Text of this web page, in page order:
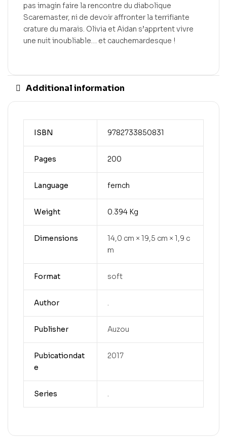
pas imagin faire la rencontre du diabolique
Scaremaster, ni de devoir affronter la terrifiante
crature du marais. Olivia et Aidan s’apprtent vivre
une nuit inoubliable… et cauchemardesque !
Additional information
ISBN 9782733850831
Pages 200
Language fernch
Weight 0.394 Kg
Dimensions
14,0 cm × 19,5 cm × 1,9 c
m
Format soft
Author .
Publisher Auzou
Pubicationdat
e
2017
Series .